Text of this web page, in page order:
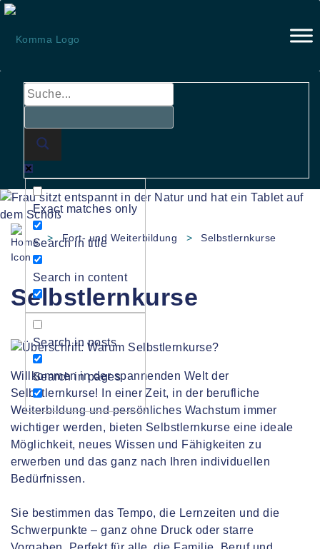
Skip
content
Exact matches only
Search in title
Search in content
Search in posts
Search in pages
> Fort- und Weiterbildung > Selbstlernkurse
Selbstlernkurse
Willkommen in der spannenden Welt der
Selbstlernkurse! In einer Zeit, in der berufliche
Weiterbildung und persönliches Wachstum immer
wichtiger werden, bieten Selbstlernkurse eine ideale
Möglichkeit, neues Wissen und Fähigkeiten zu
erwerben und das ganz nach Ihren individuellen
Bedürfnissen.
Sie bestimmen das Tempo, die Lernzeiten und die
Schwerpunkte – ganz ohne Druck oder starre